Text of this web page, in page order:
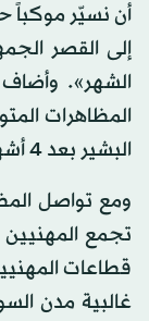
أن نسيّر موكباً
الشهر».
المظاهرات
البشير بعد 4 أشهر في 11 أبريل (نيسان).
ومع تواصل
قطاعات
غالبية مدن